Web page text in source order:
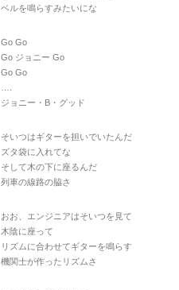
ベルを鳴らすみたいにな
Go Go
Go ジョニー Go
Go Go
ジョニー・B・グッド
そいつはギターを担いでいたんだ
ズタ袋に入れてな
そして木の下に座るんだ
列車の線路の脇さ
おお、エンジニアはそいつを見て
木陰に座って
リズムに合わせてギターを鳴らす
機関士が作ったリズムさ